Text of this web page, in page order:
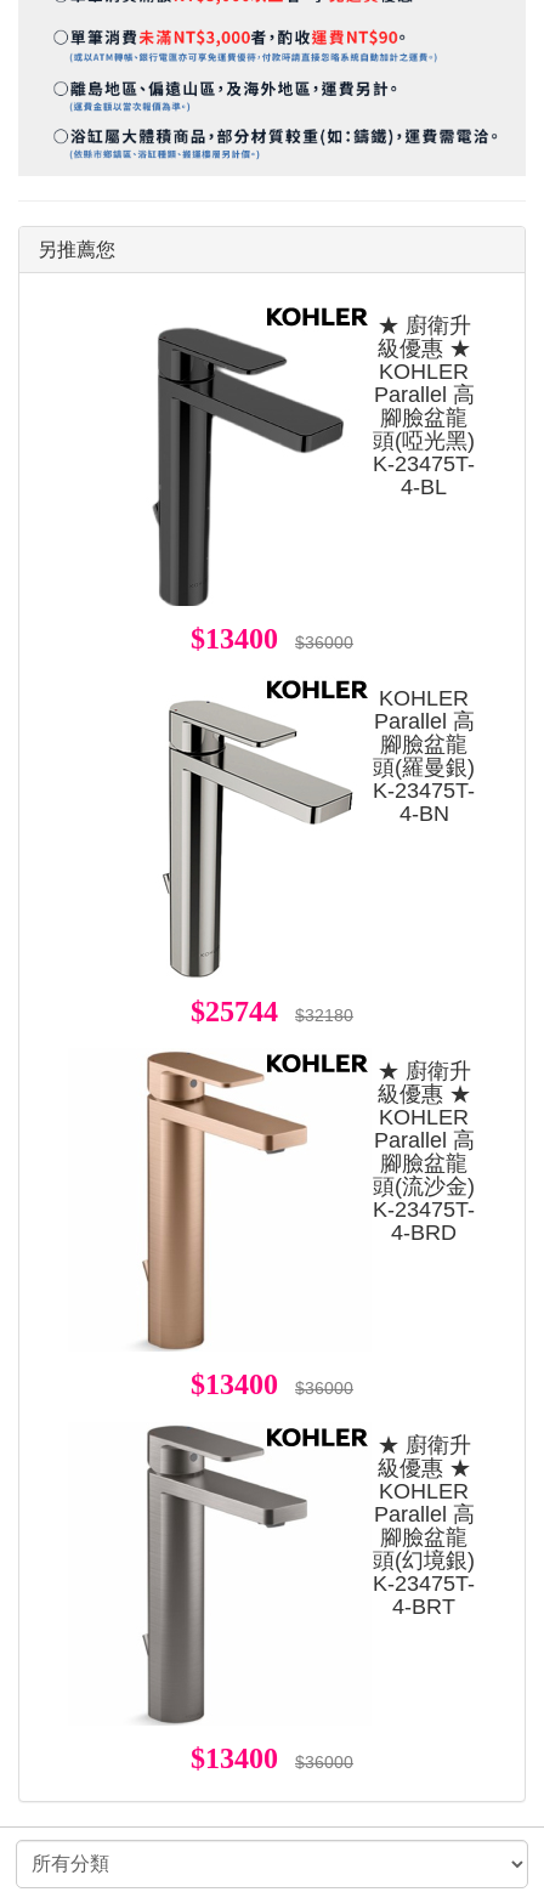
另推薦您
★ 廚衛升
級優惠 ★
KOHLER
Parallel 高
腳臉盆龍
頭(啞光黑)
K-23475T-
4-BL
$13400 $36000
KOHLER
Parallel 高
腳臉盆龍
頭(羅曼銀)
K-23475T-
4-BN
$25744 $32180
★ 廚衛升
級優惠 ★
KOHLER
Parallel 高
腳臉盆龍
頭(流沙金)
K-23475T-
4-BRD
$13400 $36000
★ 廚衛升
級優惠 ★
KOHLER
Parallel 高
腳臉盆龍
頭(幻境銀)
K-23475T-
4-BRT
$13400 $36000